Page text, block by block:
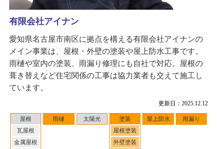
更新日：2025.12.12
屋根
瓦屋根
金属屋根
雨樋 太陽光
塗装
屋根塗装
外壁塗装
屋上防水 雨漏り
有限会社アイナン
愛知県名古屋市南区に拠点を構える有限会社アイナンの
メイン事業は、屋根・外壁の塗装や屋上防水工事です。
雨樋や室内の塗装、雨漏り修理にも自社で対応。屋根の
葺き替えなど住宅関係の工事は協力業者も交えて施工し
ています。